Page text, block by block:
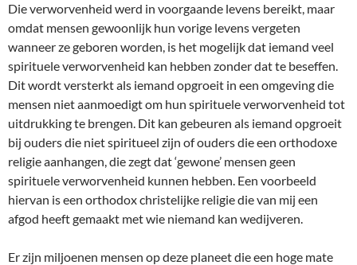
Die verworvenheid werd in voorgaande levens bereikt, maar
omdat mensen gewoonlijk hun vorige levens vergeten
wanneer ze geboren worden, is het mogelijk dat iemand veel
spirituele verworvenheid kan hebben zonder dat te beseffen.
Dit wordt versterkt als iemand opgroeit in een omgeving die
mensen niet aanmoedigt om hun spirituele verworvenheid tot
uitdrukking te brengen. Dit kan gebeuren als iemand opgroeit
bij ouders die niet spiritueel zijn of ouders die een orthodoxe
religie aanhangen, die zegt dat ‘gewone’ mensen geen
spirituele verworvenheid kunnen hebben. Een voorbeeld
hiervan is een orthodox christelijke religie die van mij een
afgod heeft gemaakt met wie niemand kan wedijveren.
Er zijn miljoenen mensen op deze planeet die een hoge mate